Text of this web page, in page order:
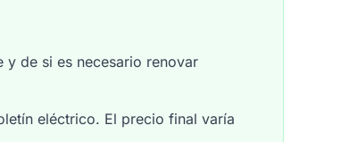
de si es necesario renovar
eléctrico. El precio final varía